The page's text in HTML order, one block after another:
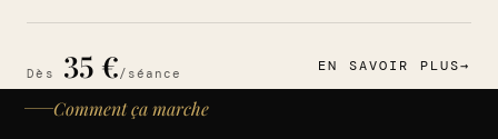
Dès 35 €/séance EN SAVOIR PLUS→
Comment ça marche